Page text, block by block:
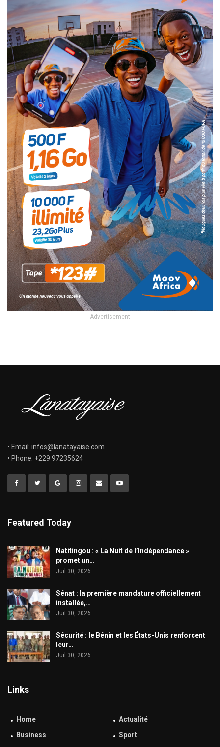
- Advertisement -
• Email: infos@lanatayaise.com
• Phone: +229 97235624
Featured Today
​Natitingou : « La Nuit de l’Indépendance »
promet un…
Juil 30, 2026
Sénat : la première mandature officiellement
installée,…
Juil 30, 2026
Sécurité : le Bénin et les États-Unis renforcent
leur…
Juil 30, 2026
Links
Home
Actualité
Business
Sport